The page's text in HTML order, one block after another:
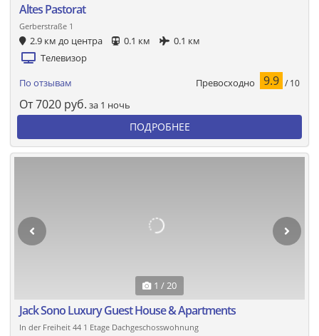
Altes Pastorat
Gerberstraße 1
2.9 км до центра 0.1 км
0.1 км
Телевизор
По отзывам Превосходно 9.9 / 10
От7020 руб. за 1 ночь
ПОДРОБНЕЕ
1 / 20
Jack Sono Luxury Guest House & Apartments
In der Freiheit 44 1 Etage Dachgeschosswohnung